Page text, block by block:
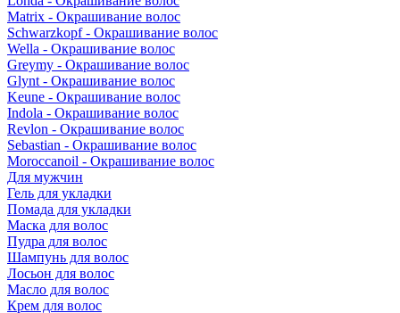
Matrix - Окрашивание волос
Schwarzkopf - Окрашивание волос
Wella - Окрашивание волос
Greymy - Окрашивание волос
Glynt - Окрашивание волос
Keune - Окрашивание волос
Indola - Окрашивание волос
Revlon - Окрашивание волос
Sebastian - Окрашивание волос
Moroccanoil - Окрашивание волос
Для мужчин
Гель для укладки
Помада для укладки
Маска для волос
Пудра для волос
Шампунь для волос
Лосьон для волос
Масло для волос
Крем для волос